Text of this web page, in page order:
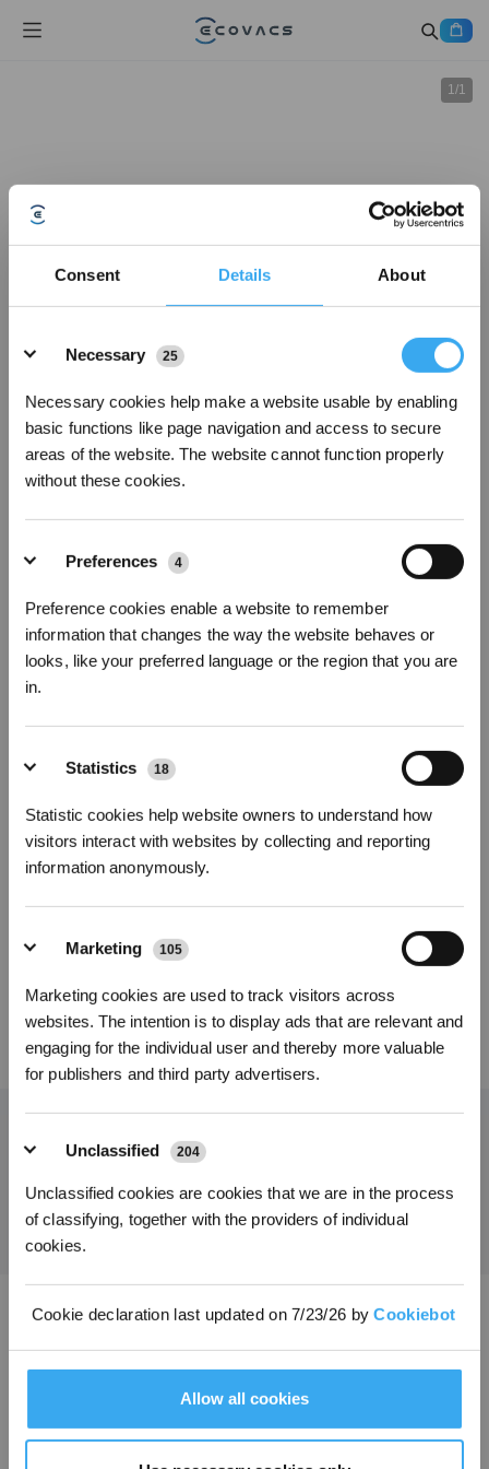
Consent Details About
Necessary
25
Necessary cookies help make a website usable by enabling
basic functions like page navigation and access to secure
areas of the website. The website cannot function properly
without these cookies.
Preferences 4
Preference cookies enable a website to remember
information that changes the way the website behaves or
looks, like your preferred language or the region that you are
in.
Statistics 18
Statistic cookies help website owners to understand how
visitors interact with websites by collecting and reporting
information anonymously.
Marketing 105
Marketing cookies are used to track visitors across
websites. The intention is to display ads that are relevant and
engaging for the individual user and thereby more valuable
for publishers and third party advertisers.
Unclassified 204
Unclassified cookies are cookies that we are in the process
of classifying, together with the providers of individual
cookies.
Cookie declaration last updated on 7/23/26 byCookiebot
Allow all cookies
1/1
Fotos
Ersatzset für DEEBOT X11 Familie/T80S
X11 PRO OMNI/X11 OmniCyclone/T80S
Wichtige Produktmerkmale
Inhalt:
2x Seitenbürsten
Anti-Verwicklungsbürste: Kein Aufdrehen von Haaren, für mühelose
Reinigung und minimalen Wartungsaufwand
Seitenbürsten: Sauberer, flexibler und effizienter
Antibakterieller Filter: M6-Filtermaterial für effiziente und langlebige Filterung
Modellvariante wählen
Ersatzset für
Holen Sie sich die neuesten Nachrichten von ECOVACS
EINREICHEN
ECOVACS App herunterladen
INNOVATIONEN
* Registrieren und Belohnungen sichern
*Neu registrierte Benutzer können 3000 Punkte verwenden, um einen Rabatt von 30
€ auf ihre erste Bestellung zu erhalten, wenn die Zahlung 1000 € überschreitet.